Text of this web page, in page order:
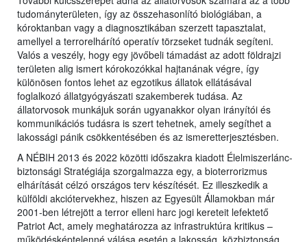
tudományterületen, így az összehasonlító biológiában, a
kóroktanban vagy a diagnosztikában szerzett tapasztalat,
amellyel a terrorelhárító operatív törzseket tudnák segíteni.
Valós a veszély, hogy egy jövőbeli támadást az adott földrajzi
területen alig ismert kórokozókkal hajtanának végre, így
különösen fontos lehet az egzotikus állatok ellátásával
foglalkozó állatgyógyászati szakemberek tudása. Az
állatorvosok munkájuk során ugyanakkor olyan irányítói és
kommunikációs tudásra is szert tehetnek, amely segíthet a
lakossági pánik csökkentésében és az ismeretterjesztésben.
A NÉBIH 2013 és 2022 közötti időszakra kiadott Élelmiszerlánc-
biztonsági Stratégiája szorgalmazza egy, a bioterrorizmus
elhárítását célzó országos terv készítését. Ez illeszkedik a
külföldi akciótervekhez, hiszen az Egyesült Államokban már
2001-ben létrejött a terror elleni harc jogi kereteit lefektető
Patriot Act, amely meghatározza az infrastruktúra kritikus –